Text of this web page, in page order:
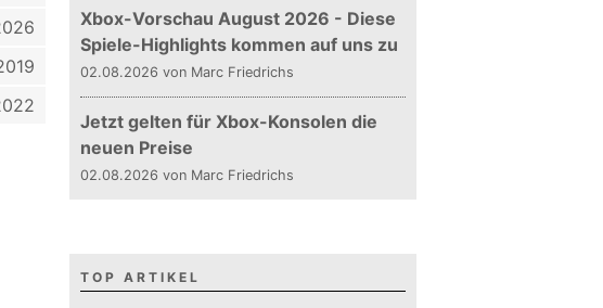
Xbox-Vorschau August 2026 - Diese
Spiele-Highlights kommen auf uns zu
02.08.2026 von Marc Friedrichs
Jetzt gelten für Xbox-Konsolen die
neuen Preise
02.08.2026 von Marc Friedrichs
TOP ARTIKEL